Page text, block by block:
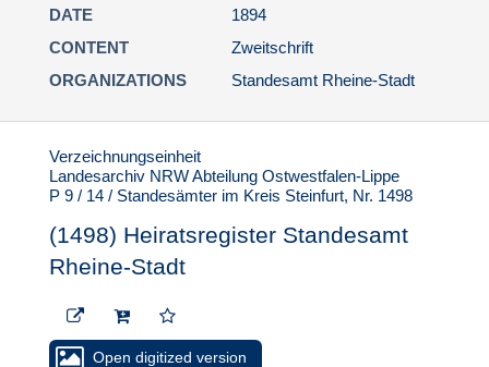
(1567) Heiratsregister
Stadt
13.3. Sterbefälle
14. Standesamt Amt Steinfurt
P 9 / 15 / Standesämter im Kreis
Tecklenburg
P 9 / 16 / Standesämter im Kreis
Warendorf
P 9 RV / Randvermerke
Regierungsbezirk Münster
DATE
1894
CONTENT
Zweitschrift
ORGANIZATIONS
Standesamt Rheine-Stadt
Verzeichnungseinheit
Landesarchiv NRW Abteilung Ostwestfalen-Lippe
P 9 / 14 / Standesämter im Kreis Steinfurt, Nr. 1498
(1498) Heiratsregister Standesamt
Rheine-Stadt
Open digitized version